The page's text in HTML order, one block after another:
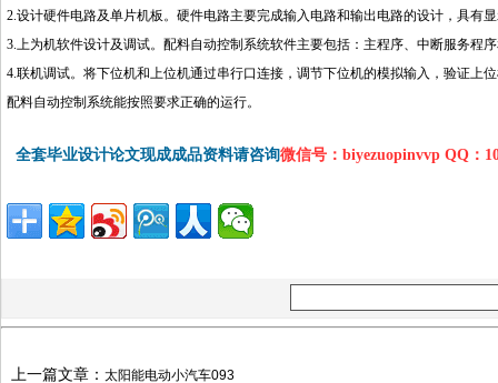
2.设计硬件电路及单片机板。硬件电路主要完成输入电路和输出电路的设计，具有
3.上为机软件设计及调试。配料自动控制系统软件主要包括：主程序、中断服务程
4.联机调试。将下位机和上位机通过串行口连接，调节下位机的模拟输入，验证上
配料自动控制系统能按照要求正确的运行。
全套毕业设计论文现成成品资料请咨询微信号：biyezuopinvvp QQ
上一篇文章： 太阳能电动小汽车093